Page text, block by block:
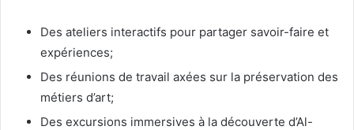
Des ateliers interactifs pour partager savoir-faire et
expériences;
Des réunions de travail axées sur la préservation des
métiers d’art;
Des excursions immersives à la découverte d’Al-